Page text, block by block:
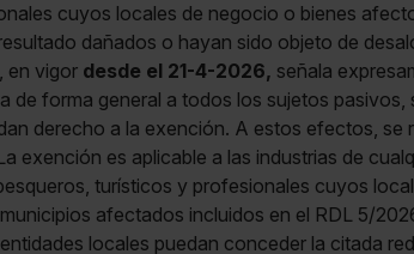
cuyos locales de negocio o bienes
dañados o hayan sido objeto de
en vigor desde el 21-4-2026, señala
de forma general a todos los sujetos pasivos,
derecho a la exención. A estos efectos, se
exención es aplicable a las industrias de
turísticos y profesionales cuyos
afectados incluidos en el RDL 5/
locales puedan conceder la citada